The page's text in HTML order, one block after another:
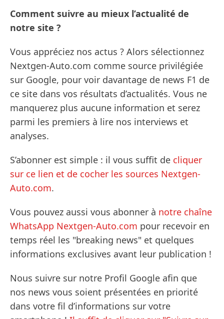
Comment suivre au mieux l’actualité de
notre site ?
Vous appréciez nos actus ? Alors sélectionnez
Nextgen-Auto.com comme source privilégiée
sur Google, pour voir davantage de news F1 de
ce site dans vos résultats d’actualités. Vous ne
manquerez plus aucune information et serez
parmi les premiers à lire nos interviews et
analyses.
S’abonner est simple : il vous suffit de cliquer
sur ce lien et de cocher les sources Nextgen-
Auto.com.
Vous pouvez aussi vous abonner à notre chaîne
WhatsApp Nextgen-Auto.com pour recevoir en
temps réel les "breaking news" et quelques
informations exclusives avant leur publication !
Nous suivre sur notre Profil Google afin que
nos news vous soient présentées en priorité
dans votre fil d’informations sur votre